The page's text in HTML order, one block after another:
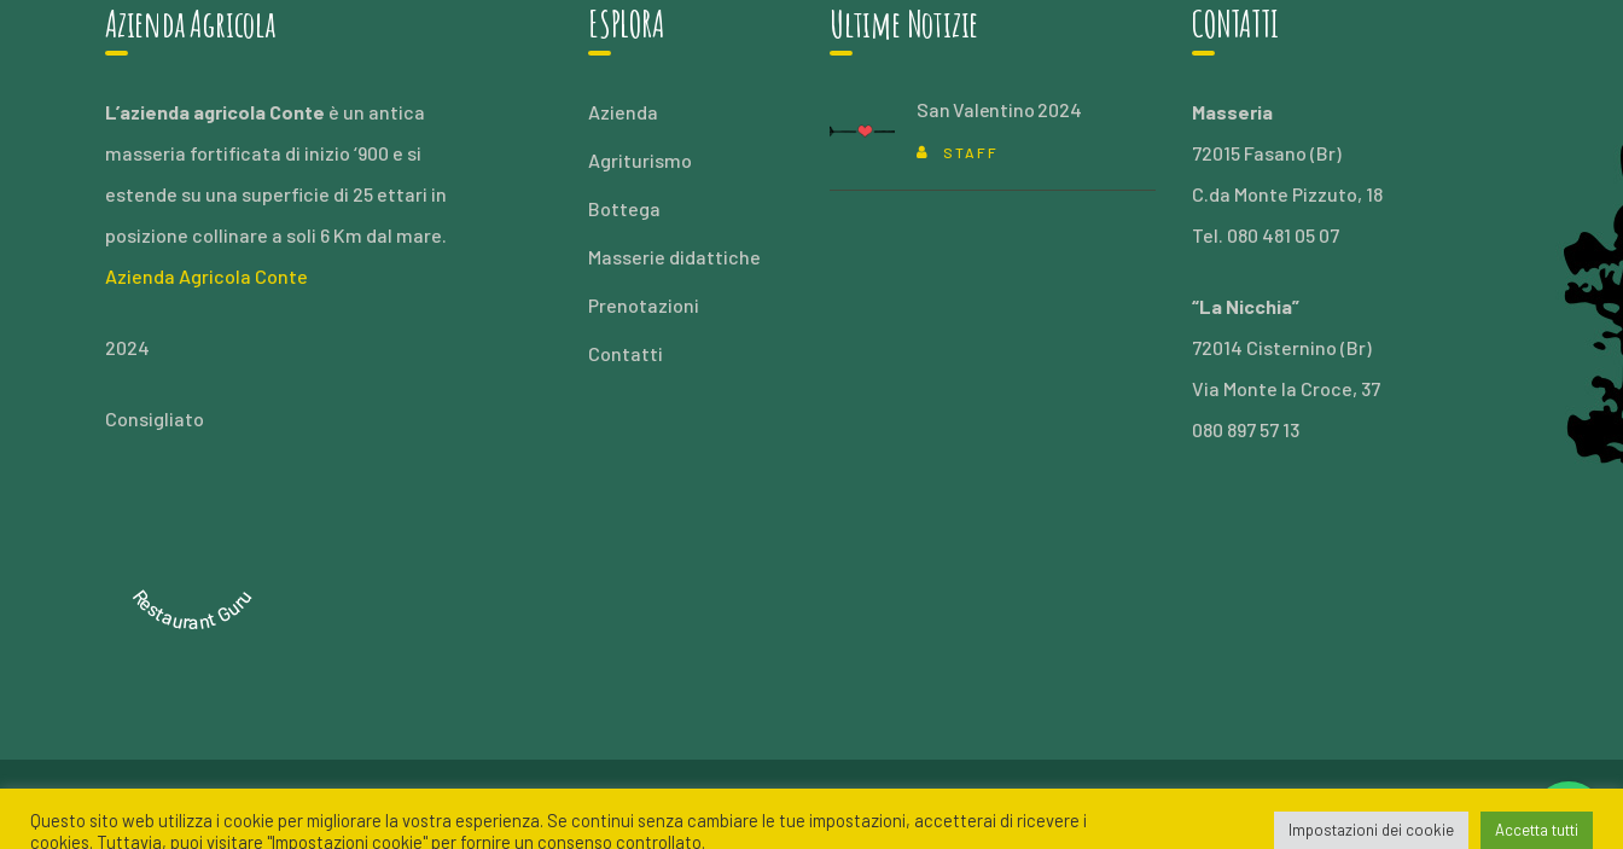
Azienda Agricola
L’azienda agricola Conte è un antica
masseria fortificata di inizio ‘900 e si
estende su una superficie di 25 ettari in
posizione collinare a soli 6 Km dal mare.
Azienda Agricola Conte
2024
Consigliato
Restaurant Guru
ESPLORA
Azienda
Agriturismo
Bottega
Masserie didattiche
Prenotazioni
Contatti
Ultime Notizie
San Valentino 2024
STAFF
CONTATTI
Masseria
72015 Fasano (Br)
C.da Monte Pizzuto, 18
Tel. 080 481 05 07
“La Nicchia”
72014 Cisternino (Br)
Via Monte la Croce, 37
080 897 57 13
Azienda Agricola Conte di Simeone Angelo - C.da Monte Pizzuto, 18 72015 Fasano (BR) - P. Iva 02092410741 Privacy policy Contatti
Questo sito web utilizza i cookie per migliorare la vostra esperienza. Se continui senza cambiare le tue impostazioni, accetterai di ricevere i
cookies. Tuttavia, puoi visitare "Impostazioni cookie" per fornire un consenso controllato.
Impostazioni dei cookie Accetta tutti